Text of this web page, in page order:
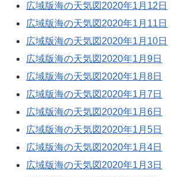
広域版海の天気図2020年1月12日
広域版海の天気図2020年1月11日
広域版海の天気図2020年1月10日
広域版海の天気図2020年1月9日
広域版海の天気図2020年1月8日
広域版海の天気図2020年1月7日
広域版海の天気図2020年1月6日
広域版海の天気図2020年1月5日
広域版海の天気図2020年1月4日
広域版海の天気図2020年1月3日